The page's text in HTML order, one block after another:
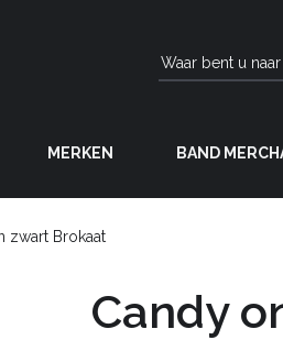
MERKEN BAND
zwart Brokaat
Candy